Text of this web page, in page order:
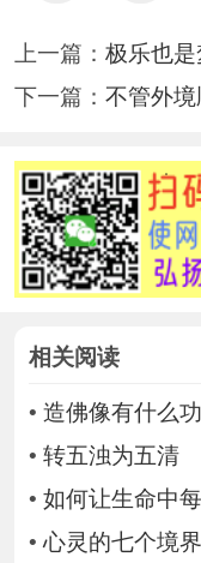
上一篇： 极乐也
下一篇： 不管外
相关阅读
• 造佛像有什么
• 转五浊为五清
• 如何让生命中
•心灵的七个境界